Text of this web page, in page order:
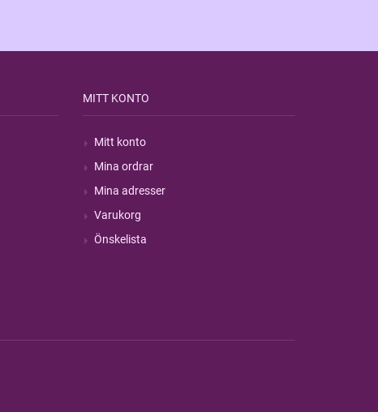
MITT KONTO
Mitt konto
Mina ordrar
Mina adresser
Varukorg
Önskelista